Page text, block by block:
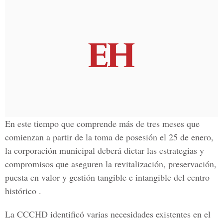
En este tiempo que comprende más de tres meses que
comienzan a partir de la toma de posesión el 25 de enero,
la corporación municipal deberá dictar las estrategias y
compromisos que aseguren la revitalización, preservación,
puesta en valor y gestión tangible e intangible del centro
histórico .
La CCCHD identificó varias necesidades existentes en el